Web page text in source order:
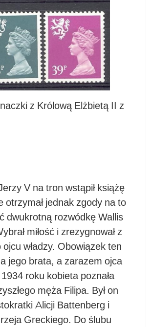
z Królową Elżbietą II z
V na tron wstąpił książę
otrzymał jednak zgody na to
dwukrotną rozwódkę Wallis
miłość i zrezygnował z
władzy. Obowiązek ten
jego brata, a zarazem ojca
roku kobieta poznała
męża Filipa. Był on
Alicji Battenberg i
Greckiego. Do ślubu